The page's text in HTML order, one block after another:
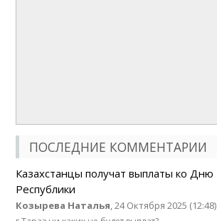
ПОСЛЕДНИЕ КОММЕНТАРИИ
Казахстанцы получат выплаты ко Дню
Республики
Козырева Наталья, 24 Октября 2025 (12:48)